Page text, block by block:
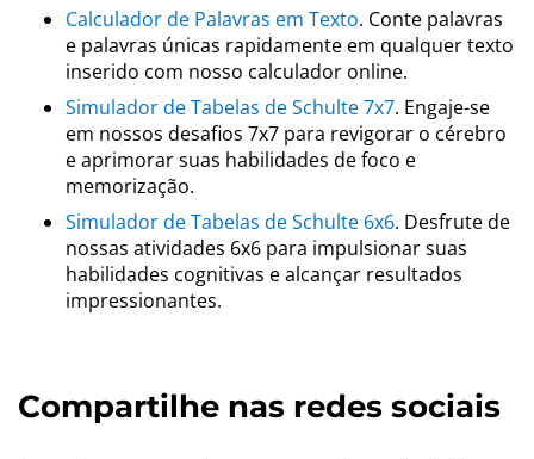
Calculador de Palavras em Texto. Conte palavras
e palavras únicas rapidamente em qualquer texto
inserido com nosso calculador online.
Simulador de Tabelas de Schulte 7x7. Engaje-se
em nossos desafios 7x7 para revigorar o cérebro
e aprimorar suas habilidades de foco e
memorização.
Simulador de Tabelas de Schulte 6x6. Desfrute de
nossas atividades 6x6 para impulsionar suas
habilidades cognitivas e alcançar resultados
impressionantes.
Compartilhe nas redes sociais